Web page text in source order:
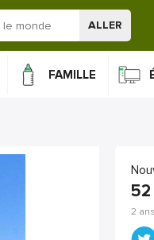
ALLER
FAMILLE
52
2